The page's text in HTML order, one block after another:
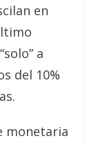
en
a
del 10%
monetaria